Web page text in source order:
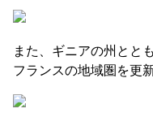
また、ギニアの州とと
フランスの地域圏を更